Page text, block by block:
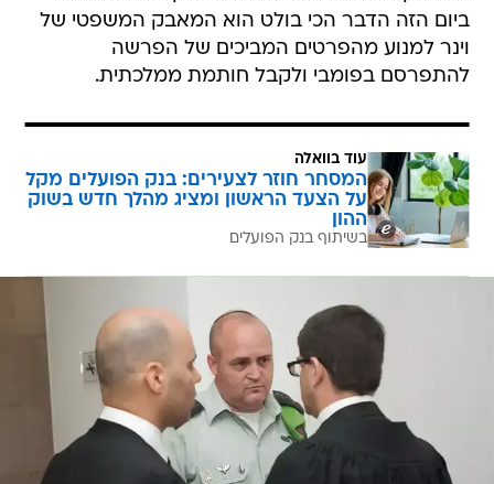
ביום הזה הדבר הכי בולט הוא המאבק המשפטי של
וינר למנוע מהפרטים המביכים של הפרשה
להתפרסם בפומבי ולקבל חותמת ממלכתית.
עוד בוואלה
המסחר חוזר לצעירים: בנק הפועלים מקל
על הצעד הראשון ומציג מהלך חדש בשוק
ההון
בשיתוף בנק הפועלים